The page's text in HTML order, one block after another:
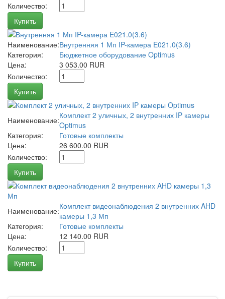
Количество:
Купить
Наименование:Внутренняя 1 Мп IP-камера E021.0(3.6)
Категория:
Бюджетное оборудование Optimus
Цена:
3 053.00 RUR
Количество:
Купить
Наименование:Комплект 2 уличных, 2 внутренних IP камеры
Optimus
Категория:
Готовые комплекты
Цена:
26 600.00 RUR
Количество:
Купить
Наименование:Комплект видеонаблюдения 2 внутренних AHD
камеры 1,3 Мп
Категория:
Готовые комплекты
Цена:
12 140.00 RUR
Количество:
Купить